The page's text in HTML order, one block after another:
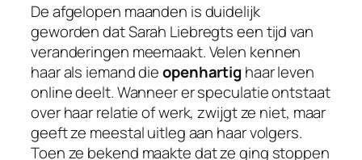
De afgelopen maanden is duidelijk
geworden dat Sarah Liebregts een tijd van
veranderingen meemaakt. Velen kennen
haar als iemand dieopenhartig haar leven
online deelt. Wanneer er speculatie ontstaat
over haar relatie of werk, zwijgt ze niet, maar
geeft ze meestal uitleg aan haar volgers.
Toen ze bekend maakte dat ze ging stoppen